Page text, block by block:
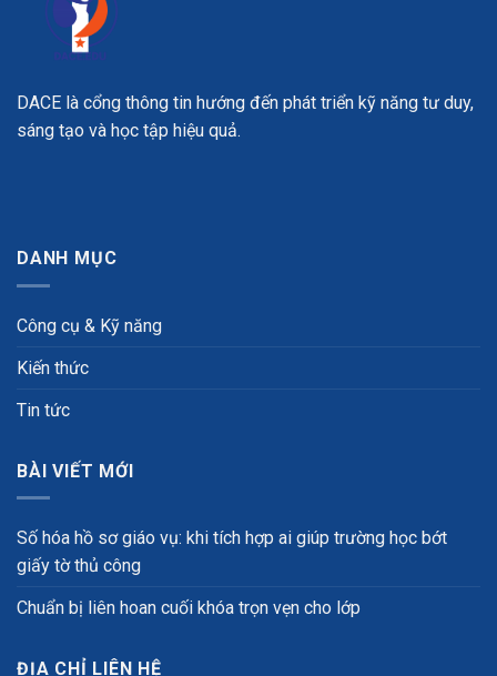
DACE là cổng thông tin hướng đến phát triển kỹ năng tư duy,
sáng tạo và học tập hiệu quả.
DANH MỤC
Công cụ & Kỹ năng
Kiến thức
Tin tức
BÀI VIẾT MỚI
Số hóa hồ sơ giáo vụ: khi tích hợp ai giúp trường học bớt
giấy tờ thủ công
Chuẩn bị liên hoan cuối khóa trọn vẹn cho lớp
ĐỊA CHỈ LIÊN HỆ